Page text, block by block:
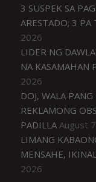
3 SUSPEK SA
ARESTADO; 3 PA
2026
LIDER NG
NA KASAMAHAN
2026
DOJ, WALA
REKLAMONG
PADILLA August
LIMANG
MENSAHE,
2026